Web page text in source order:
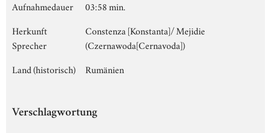
Aufnahmedauer
03:58 min.
Herkunft
Sprecher
Constenza [Konstanta]/ Mejidie
(Czernawoda[Cernavoda])
Land (historisch)
Rumänien
Verschlagwortung